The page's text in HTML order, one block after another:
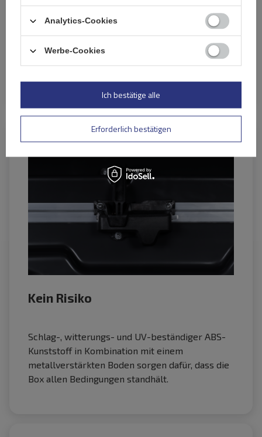
Die Box wird mit einem Textilgurt geliefert, der
Ihr Gepäck zusätzlich sichert und das Verstauen
in der Box erleichtert. Wir empfehlen Ihnen,
spezielle Taschen für die Box zu verwenden, die
Kein Risiko
Schlag-, witterungs- und UV-beständiger ABS-
Kunststoff in Kombination mit einem
metallverstärkten Boden sorgen dafür, dass die
Box allen Bedingungen standhält.
Analytics-Cookies
Werbe-Cookies
Erforderlich bestätigen
Ich bestätige alle